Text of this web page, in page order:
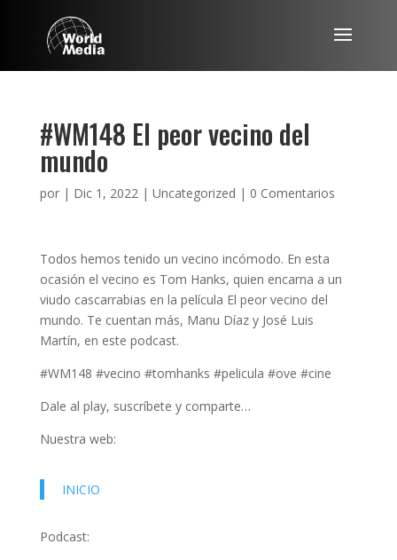
#WM148 El peor vecino del
mundo
por | Dic 1, 2022| Uncategorized | 0 Comentarios
Todos hemos tenido un vecino incómodo. En esta
ocasión el vecino es Tom Hanks, quien encarna a un
viudo cascarrabias en la película El peor vecino del
mundo. Te cuentan más, Manu Díaz y José Luis
Martín, en este podcast.
#WM148 #vecino #tomhanks #pelicula #ove #cine
Dale al play, suscríbete y comparte…
Nuestra web:
INICIO
Podcast: